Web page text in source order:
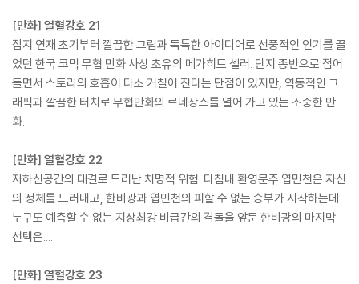
[만화] 열혈강호 21
잡지 연재 초기부터 깔끔한 그림과 독특한 아이디어로 선풍적인 인기를 끌
었던 한국 코믹 무협 만화 사상 초유의 메가히트 셀러. 단지 종반으로 접어
들면서 스토리의 호흡이 다소 거칠어 진다는 단점이 있지만, 역동적인 그
래픽과 깔끔한 터치로 무협만화의 르네상스를 열어 가고 있는 소중한 만
화.
[만화] 열혈강호 22
자하신공간의 대결로 드러난 치명적 위험. 다침내 환영문주 엽민천은 자신
의 정체를 드러내고, 한비광과 엽민천의 피할 수 없는 승부가 시작하는데...
누구도 예측할 수 없는 지상최강 비급간의 격돌을 앞둔 한비광의 마지막
선택은....
[만화] 열혈강호 23